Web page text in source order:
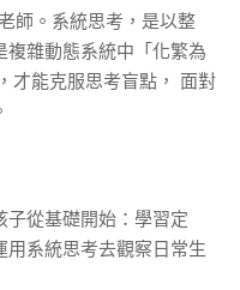
師。系統思考，是以整
複雜動態系統中「化繁為
才能克服思考盲點， 面對
子從基礎開始：學習定
用系統思考去觀察日常生